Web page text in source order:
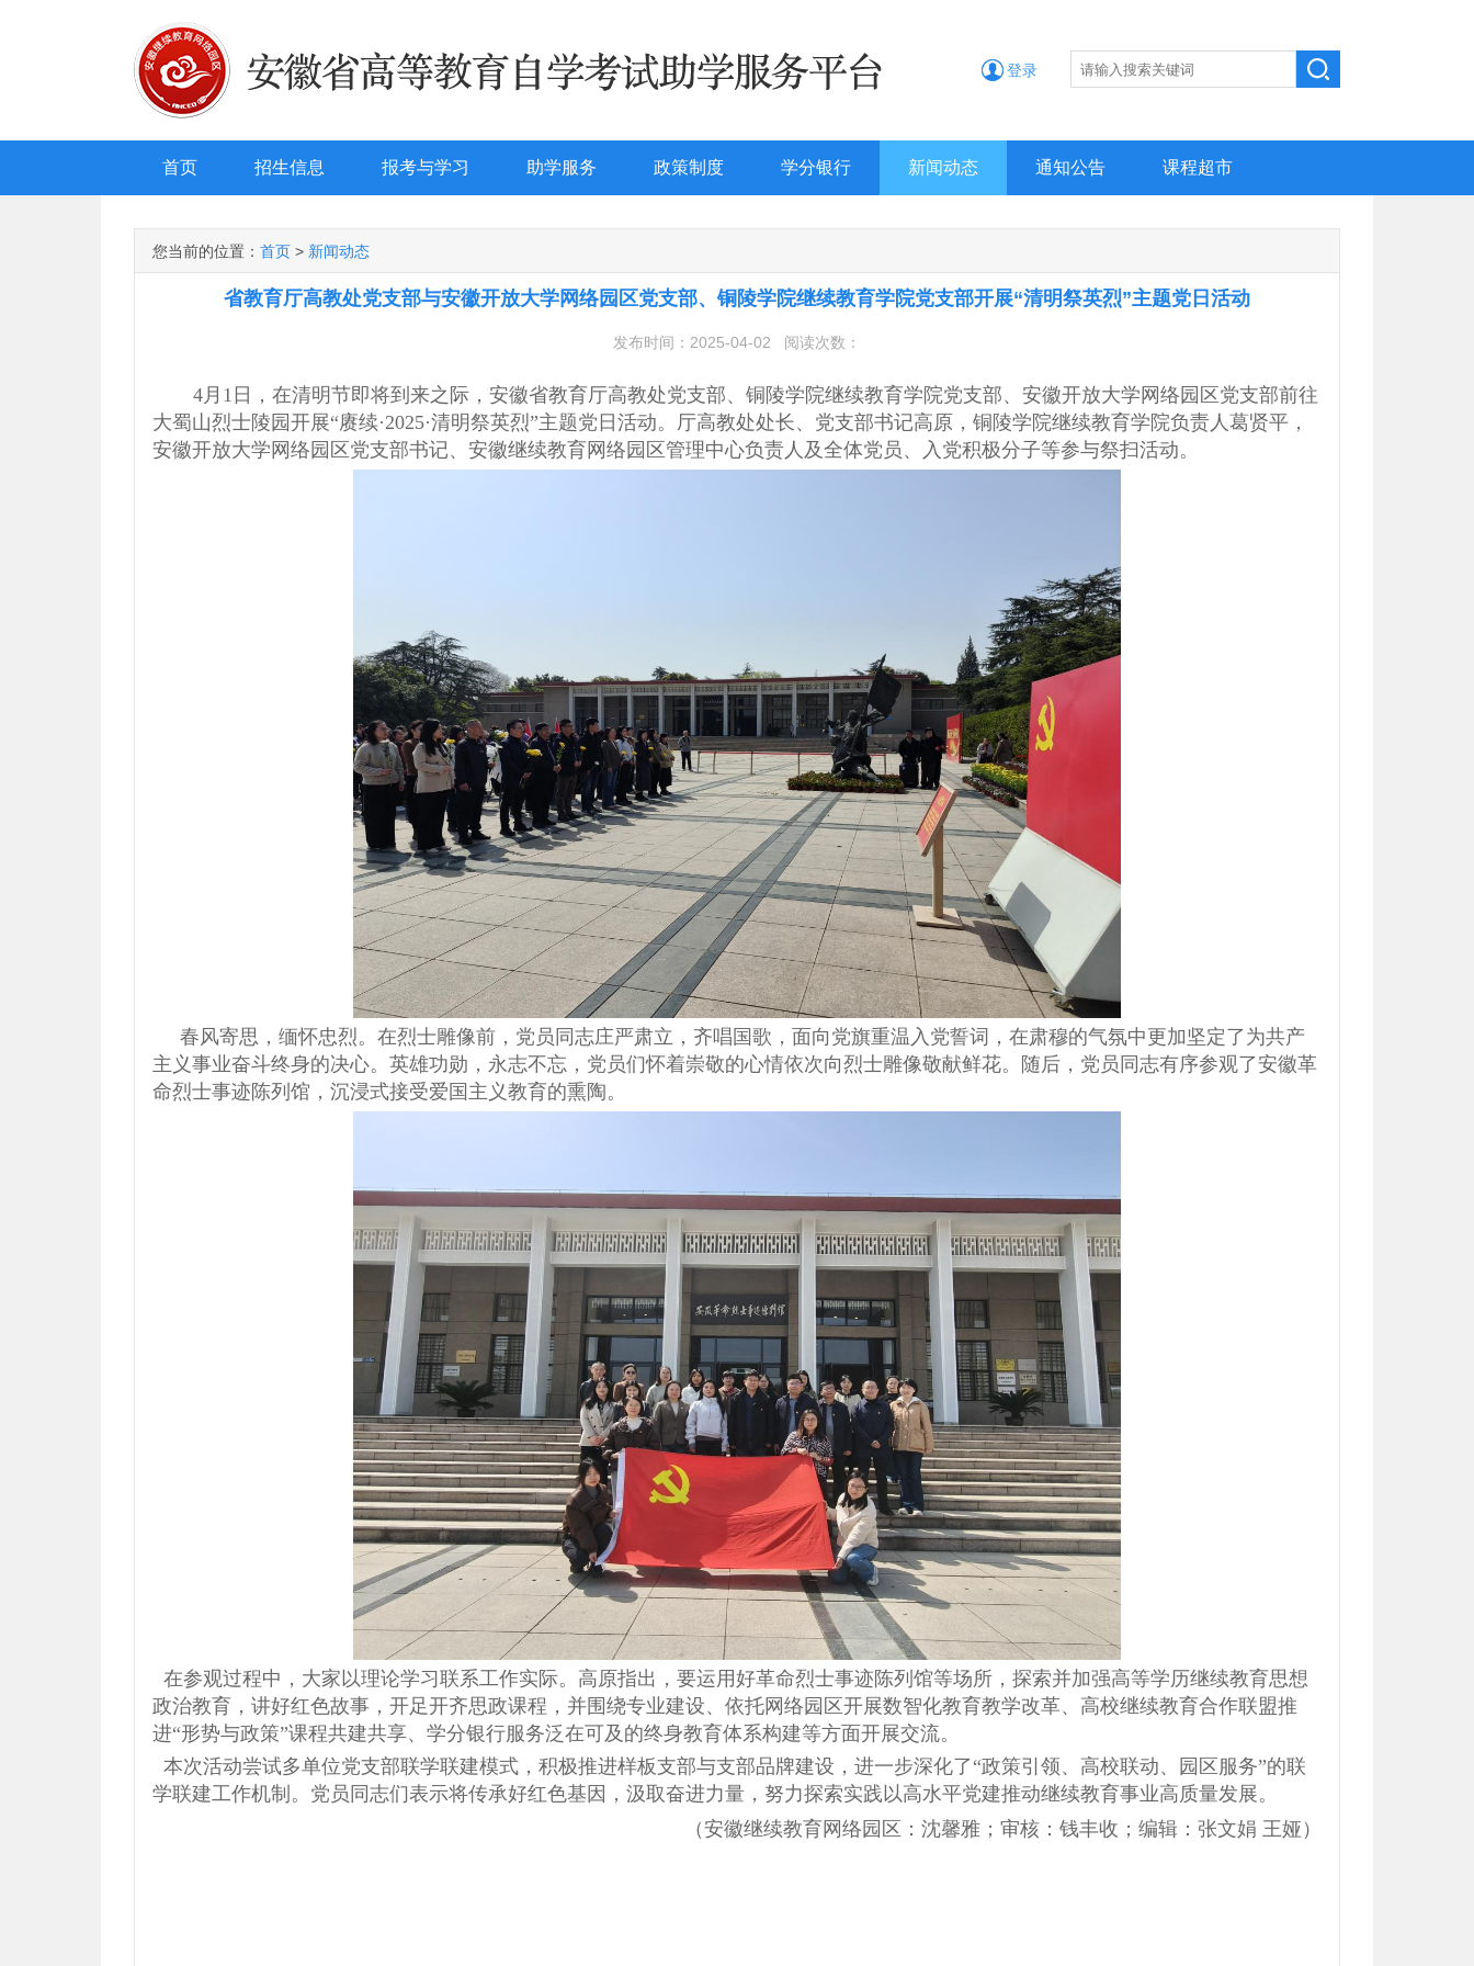
登录
首页 招生信息 报考与学习 助学服务 政策制度 学分银行 新闻动态 通知公告 课程超市
您当前的位置： 首页 > 新闻动态
省教育厅高教处党支部与安徽开放大学网络园区党支部、铜陵学院继续教育学院党支部开展“清明祭英烈”主题党日活动
发布时间：2025-04-02 阅读次数：
4月1日，在清明节即将到来之际，安徽省教育厅高教处党支部、铜陵学院继续教育学院党支部、安徽开放大学网络园区党支部前往
大蜀山烈士陵园开展“赓续·2025·清明祭英烈”主题党日活动。厅高教处处长、党支部书记高原，铜陵学院继续教育学院负责人葛贤平，
安徽开放大学网络园区党支部书记、安徽继续教育网络园区管理中心负责人及全体党员、入党积极分子等参与祭扫活动。
春风寄思，缅怀忠烈。在烈士雕像前，党员同志庄严肃立，齐唱国歌，面向党旗重温入党誓词，在肃穆的气氛中更加坚定了为共产
主义事业奋斗终身的决心。英雄功勋，永志不忘，党员们怀着崇敬的心情依次向烈士雕像敬献鲜花。随后，党员同志有序参观了安徽革
命烈士事迹陈列馆，沉浸式接受爱国主义教育的熏陶。
在参观过程中，大家以理论学习联系工作实际。高原指出，要运用好革命烈士事迹陈列馆等场所，探索并加强高等学历继续教育思想
政治教育，讲好红色故事，开足开齐思政课程，并围绕专业建设、依托网络园区开展数智化教育教学改革、高校继续教育合作联盟推
进“形势与政策”课程共建共享、学分银行服务泛在可及的终身教育体系构建等方面开展交流。
本次活动尝试多单位党支部联学联建模式，积极推进样板支部与支部品牌建设，进一步深化了“政策引领、高校联动、园区服务”的联
学联建工作机制。党员同志们表示将传承好红色基因，汲取奋进力量，努力探索实践以高水平党建推动继续教育事业高质量发展。
（安徽继续教育网络园区：沈馨雅；审核：钱丰收；编辑：张文娟 王娅）